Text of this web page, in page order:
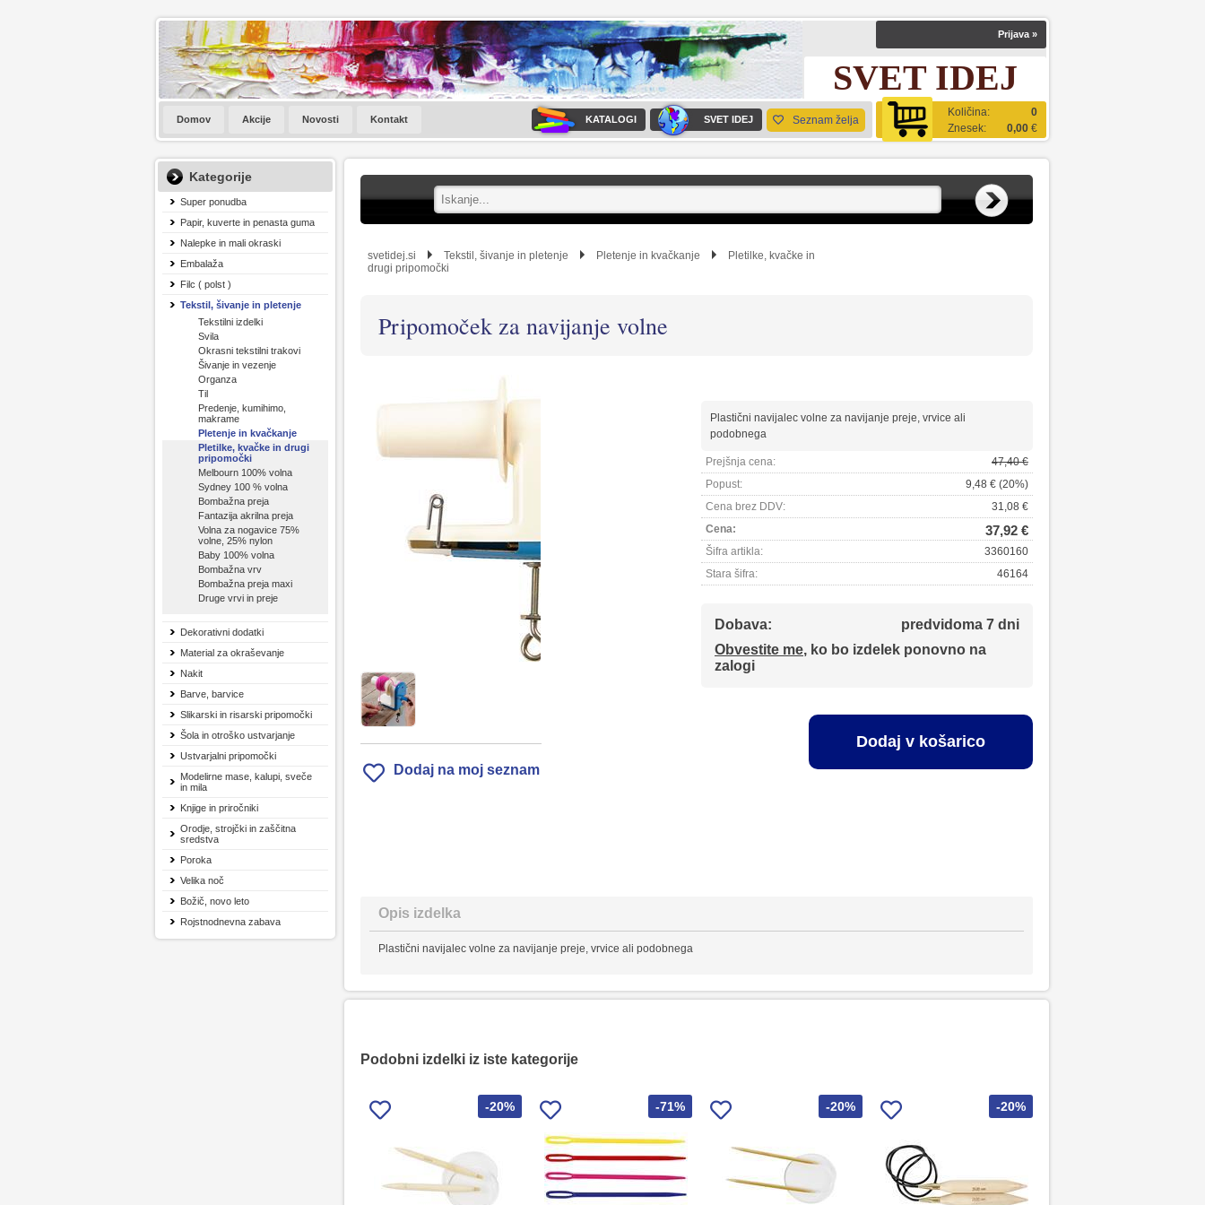
Prijava »
SVET IDEJ
Količina:
0
Znesek:
0,00 €
Domov Akcije Novosti Kontakt KATALOGI SVET IDEJ Seznam želja
Kategorije
Super ponudba
Papir, kuverte in penasta guma
Nalepke in mali okraski
Embalaža
Filc ( polst )
Tekstil, šivanje in pletenje
Tekstilni izdelki
Svila
Okrasni tekstilni trakovi
Šivanje in vezenje
Organza
Til
Predenje, kumihimo,
makrame
Pletenje in kvačkanje
Pletilke, kvačke in drugi
pripomočki
Melbourn 100% volna
Sydney 100 % volna
Bombažna preja
Fantazija akrilna preja
Volna za nogavice 75%
volne, 25% nylon
Baby 100% volna
Bombažna vrv
Bombažna preja maxi
Druge vrvi in preje
Dekorativni dodatki
Material za okraševanje
Nakit
Barve, barvice
Slikarski in risarski pripomočki
Šola in otroško ustvarjanje
Ustvarjalni pripomočki
Modelirne mase, kalupi, sveče
in mila
Knjige in priročniki
Orodje, strojčki in zaščitna
sredstva
Poroka
Velika noč
Božič, novo leto
Rojstnodnevna zabava
svetidej.si Tekstil, šivanje in pletenje Pletenje in kvačkanje
Pletilke, kvačke in
drugi pripomočki
Pripomoček za navijanje volne
Dodaj na moj seznam
Plastični navijalec volne za navijanje preje, vrvice ali
podobnega
Prejšnja cena:
47,40 €
Popust:
9,48 € (20%)
Cena brez DDV:
31,08 €
Cena:
37,92 €
Šifra artikla:
3360160
Stara šifra:
46164
Dobava:
predvidoma 7 dni
Obvestite me, ko bo izdelek ponovno na
zalogi
Dodaj v košarico
Opis izdelka
Plastični navijalec volne za navijanje preje, vrvice ali podobnega
Podobni izdelki iz iste kategorije
-20% -71% -20% -20%